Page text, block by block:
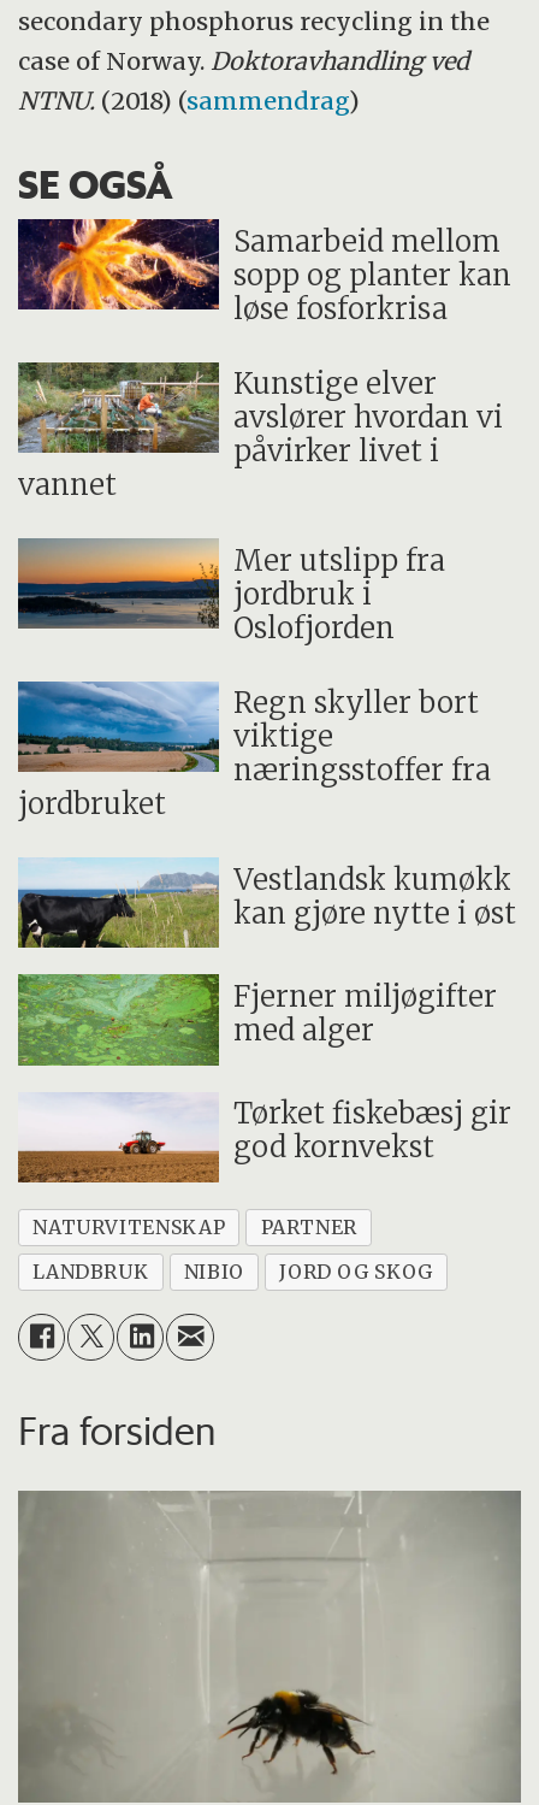
secondary phosphorus recycling in the
case of Norway. Doktoravhandling ved
NTNU. (2018) (sammendrag)
SE OGSÅ
Samarbeid mellom
sopp og planter kan
løse fosforkrisa
Kunstige elver
avslører hvordan vi
påvirker livet i
vannet
Mer utslipp fra
jordbruk i
Oslofjorden
Regn skyller bort
viktige
næringsstoffer fra
jordbruket
Vestlandsk kumøkk
kan gjøre nytte i øst
Fjerner miljøgifter
med alger
Tørket fiskebæsj gir
god kornvekst
NATURVITENSKAP
PARTNER
LANDBRUK
NIBIO JORD OG SKOG
Fra forsiden